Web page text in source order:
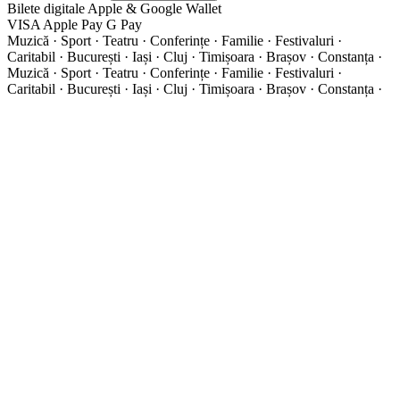
Bilete digitale Apple & Google Wallet
VISA Apple Pay G Pay
Muzică · Sport · Teatru · Conferințe · Familie · Festivaluri ·
Caritabil · București · Iași · Cluj · Timișoara · Brașov · Constanța ·
Muzică · Sport · Teatru · Conferințe · Familie · Festivaluri ·
Caritabil · București · Iași · Cluj · Timișoara · Brașov · Constanța ·